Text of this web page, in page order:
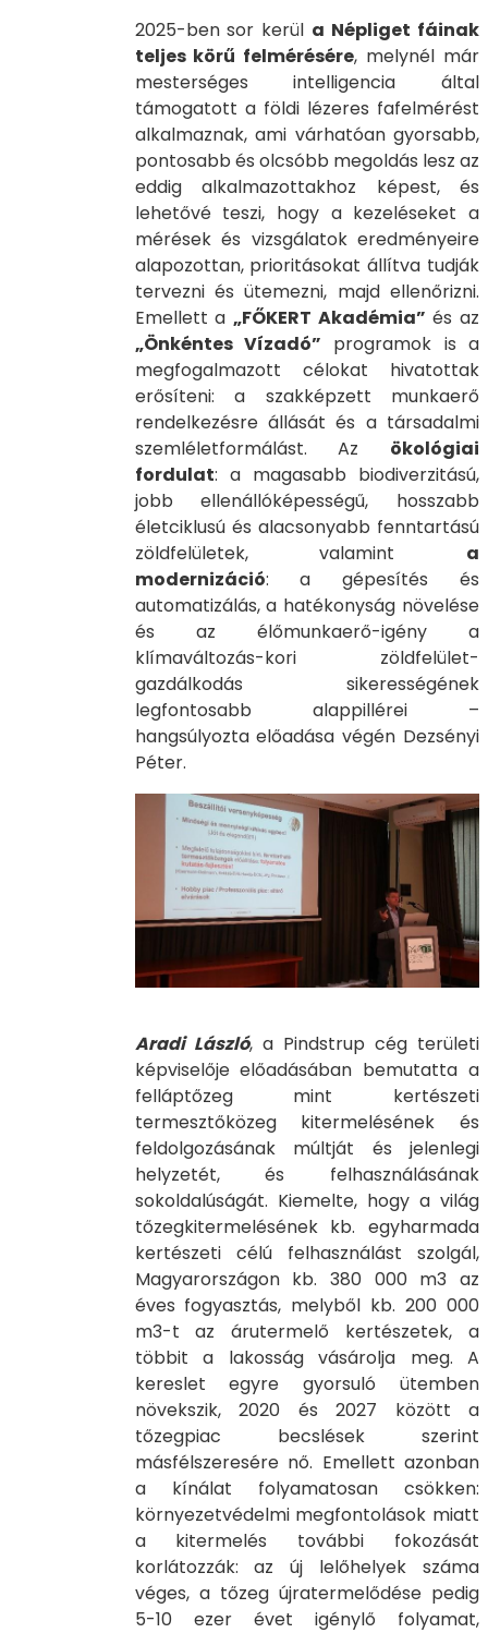
2025-ben sor kerül a Népliget fáinak
teljes körű felmérésére, melynél már
mesterséges intelligencia által
támogatott a földi lézeres fafelmérést
alkalmaznak, ami várhatóan gyorsabb,
pontosabb és olcsóbb megoldás lesz az
eddig alkalmazottakhoz képest, és
lehetővé teszi, hogy a kezeléseket a
mérések és vizsgálatok eredményeire
alapozottan, prioritásokat állítva tudják
tervezni és ütemezni, majd ellenőrizni.
Emellett a „FŐKERT Akadémia” és az
„Önkéntes Vízadó” programok is a
megfogalmazott célokat hivatottak
erősíteni: a szakképzett munkaerő
rendelkezésre állását és a társadalmi
szemléletformálást. Az ökológiai
fordulat: a magasabb biodiverzitású,
jobb ellenállóképességű, hosszabb
életciklusú és alacsonyabb fenntartású
zöldfelületek, valamint a
modernizáció: a gépesítés és
automatizálás, a hatékonyság növelése
és az élőmunkaerő-igény a
klímaváltozás-kori zöldfelület-
gazdálkodás sikerességének
legfontosabb alappillérei –
hangsúlyozta előadása végén Dezsényi
Péter.
Aradi László, a Pindstrup cég területi
képviselője előadásában bemutatta a
felláptőzeg mint kertészeti
termesztőközeg kitermelésének és
feldolgozásának múltját és jelenlegi
helyzetét, és felhasználásának
sokoldalúságát. Kiemelte, hogy a világ
tőzegkitermelésének kb. egyharmada
kertészeti célú felhasználást szolgál,
Magyarországon kb. 380 000 m3 az
éves fogyasztás, melyből kb. 200 000
m3-t az árutermelő kertészetek, a
többit a lakosság vásárolja meg. A
kereslet egyre gyorsuló ütemben
növekszik, 2020 és 2027 között a
tőzegpiac becslések szerint
másfélszeresére nő. Emellett azonban
a kínálat folyamatosan csökken:
környezetvédelmi megfontolások miatt
a kitermelés további fokozását
korlátozzák: az új lelőhelyek száma
véges, a tőzeg újratermelődése pedig
5-10 ezer évet igénylő folyamat,